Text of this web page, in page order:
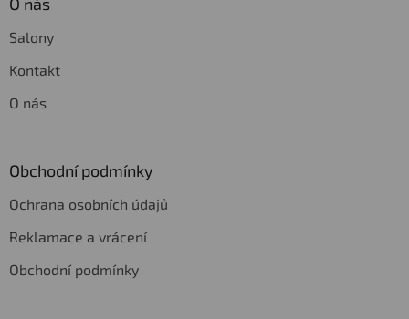
Salony
Kontakt
O nás
Obchodní podmínky
Ochrana osobních údajů
Reklamace a vrácení
Obchodní podmínky